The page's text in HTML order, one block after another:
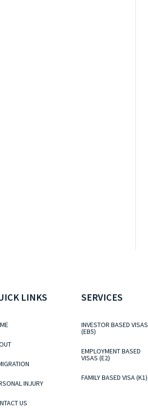
LINKS
INJURY
US
SERVICES
INVESTOR BASED VISAS
(EB5)
EMPLOYMENT BASED
VISAS (E2)
FAMILY BASED VISA (K1)